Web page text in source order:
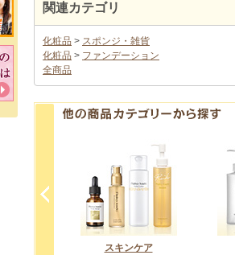
関連カテゴリ
化粧品 > スポンジ・雑貨
化粧品 > ファンデーション
全商品
スキンケア